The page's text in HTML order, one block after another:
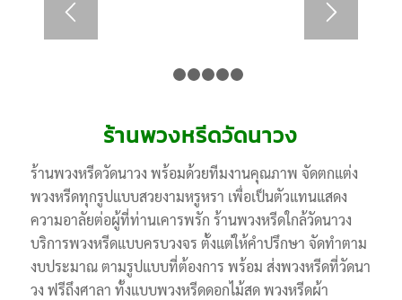
ร้านพวงหรีดวัดนาวง
ร้านพวงหรีดวัดนาวง พร้อมด้วยทีมงานคุณภาพ จัดตกแต่ง
พวงหรีดทุกรูปแบบสวยงามหรูหรา เพื่อเป็นตัวแทนแสดง
ความอาลัยต่อผู้ที่ท่านเคารพรัก ร้านพวงหรีดใกล้วัดนาวง
บริการพวงหรีดแบบครบวงจร ตั้งแต่ให้คำปรึกษา จัดทำตาม
งบประมาณ ตามรูปแบบที่ต้องการ พร้อม ส่งพวงหรีดที่วัดนา
วง ฟรีถึงศาลา ทั้งแบบพวงหรีดดอกไม้สด พวงหรีดผ้า